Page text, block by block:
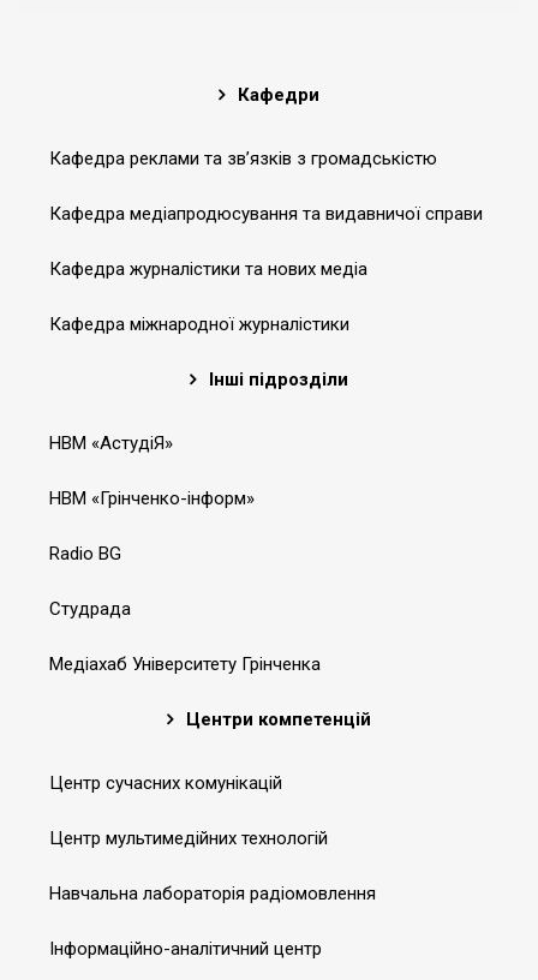
Кафедри
Кафедра реклами та зв’язків з громадськістю
Кафедра медіапродюсування та видавничої справи
Кафедра журналістики та нових медіа
Кафедра міжнародної журналістики
Інші підрозділи
НВМ «АстудіЯ»
НВМ «Грінченко-інформ»
Radio BG
Студрада
Медіахаб Університету Грінченка
Центри компетенцій
Центр сучасних комунікацій
Центр мультимедійних технологій
Навчальна лабораторія радіомовлення
Інформаційно-аналітичний центр